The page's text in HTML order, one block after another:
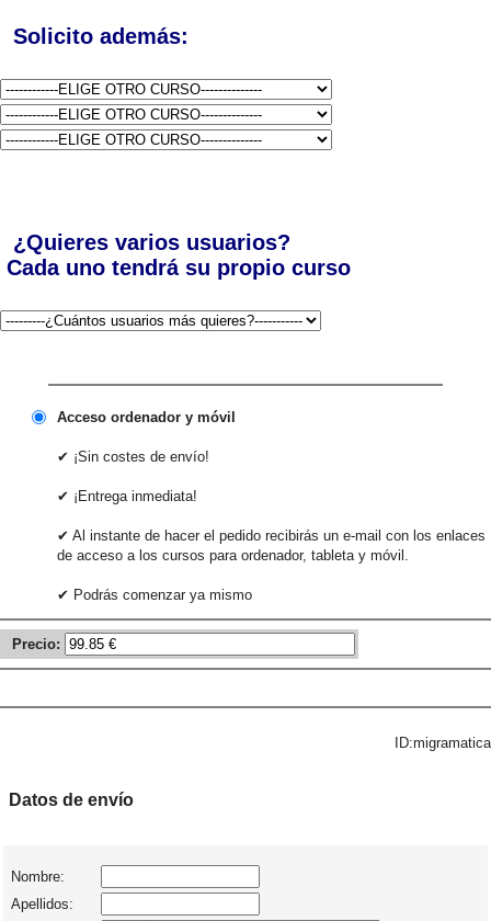
Solicito además:
¿Quieres varios usuarios?
Cada uno tendrá su propio curso
Acceso ordenador y móvil
✔ ¡Sin costes de envío!
✔ ¡Entrega inmediata!
✔ Al instante de hacer el pedido recibirás un e-mail con los enlaces
de acceso a los cursos para ordenador, tableta y móvil.
✔ Podrás comenzar ya mismo
Precio:
ID:migramatica
Datos de envío
Nombre:
Apellidos: